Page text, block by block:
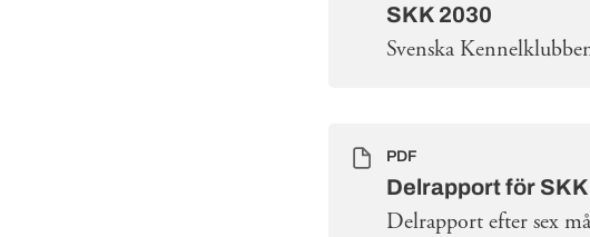
SKK 2030
Svenska
PDF
Delrapport för
Delrapport efter sex